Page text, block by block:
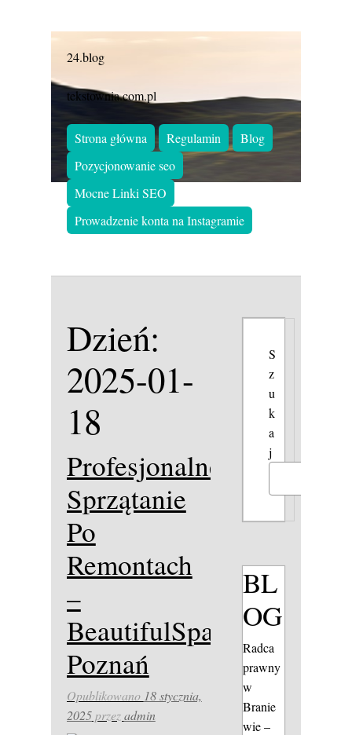
24.blog
tekstownia.com.pl
Strona główna Regulamin
Blog
Pozycjonowanie seo
Mocne Linki SEO
Prowadzenie konta na Instagramie
Dzień:
2025-01-
18
Profesjonalne
Sprzątanie
Po
Remontach
–
BeautifulSpace
Poznań
Opublikowano 18 stycznia,
2025przezadmin
S
z
u
k
a
j
BL
OG
Radca
prawny
w
Branie
wie –